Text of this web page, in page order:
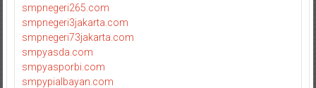
smpnegeri265.com
smpnegeri3jakarta.com
smpnegeri73jakarta.com
smpyasda.com
smpyasporbi.com
smpypialbayan.com